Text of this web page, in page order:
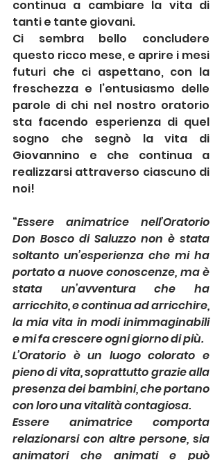
continua a cambiare la vita di
tanti e tante giovani.
Ci sembra bello concludere
questo ricco mese, e aprire i mesi
futuri che ci aspettano, con la
freschezza e l’entusiasmo delle
parole di chi nel nostro oratorio
sta facendo esperienza di quel
sogno che segnò la vita di
Giovannino e che continua a
realizzarsi attraverso ciascuno di
noi!
“Essere animatrice nell’Oratorio
Don Bosco di Saluzzo non è stata
soltanto un’esperienza che mi ha
portato a nuove conoscenze, ma è
stata un’avventura che ha
arricchito, e continua ad arricchire,
la mia vita in modi inimmaginabili
e mi fa crescere ogni giorno di più.
L’Oratorio è un luogo colorato e
pieno di vita, soprattutto grazie alla
presenza dei bambini, che portano
con loro una vitalità contagiosa.
Essere animatrice comporta
relazionarsi con altre persone, sia
animatori che animati e può